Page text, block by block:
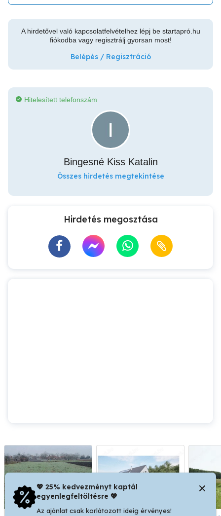
A hirdetővel való kapcsolatfelvételhez lépj be startapró.hu
fiókodba vagy regisztrálj gyorsan most!
Belépés / Regisztráció
Hitelesített telefonszám
Bingesné Kiss Katalin
Összes hirdetés megtekintése
Hirdetés megosztása
💖 25% kedvezményt kaptál
egyenlegfeltöltésre 💖
Az ajánlat csak korlátozott ideig érvényes!